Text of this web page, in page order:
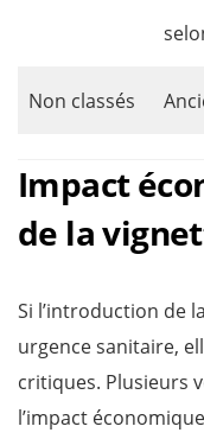
Non classés
Impact
de la
Si l’introduction de la
urgence sanitaire,
critiques. Plusieurs
l’impact